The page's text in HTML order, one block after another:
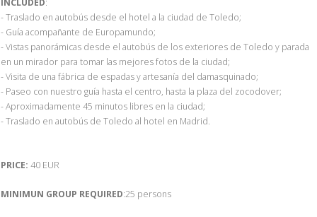
INCLUDED:
- Traslado en autobús desde el hotel a la ciudad de Toledo;
- Guía acompañante de Europamundo;
- Vistas panorámicas desde el autobús de los exteriores de Toledo y parada
en un mirador para tomar las mejores fotos de la ciudad;
- Visita de una fábrica de espadas y artesanía del damasquinado;
- Paseo con nuestro guía hasta el centro, hasta la plaza del zocodover;
- Aproximadamente 45 minutos libres en la ciudad;
- Traslado en autobús de Toledo al hotel en Madrid.
PRICE: 40 EUR
MINIMUN GROUP REQUIRED:25 persons